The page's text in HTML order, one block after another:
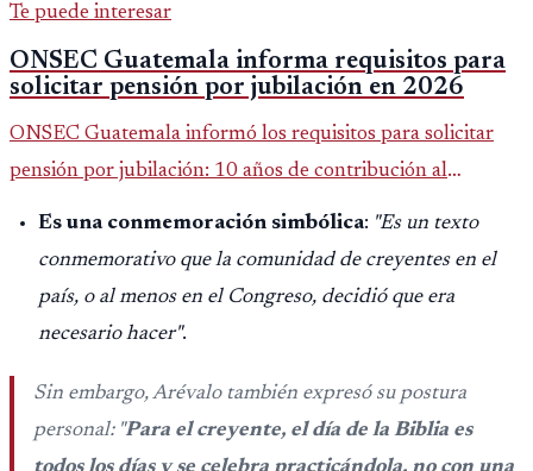
Te puede interesar
ONSEC Guatemala informa requisitos para
solicitar pensión por jubilación en 2026
ONSEC Guatemala informó los requisitos para solicitar
pensión por jubilación: 10 años de contribución al
Montepío y 50 años de edad, o 20 años de servicio sin
Es una conmemoración simbólica: "Es un texto
conmemorativo que la comunidad de creyentes en el
país, o al menos en el Congreso, decidió que era
necesario hacer".
Sin embargo, Arévalo también expresó su postura
personal: "Para el creyente, el día de la Biblia es